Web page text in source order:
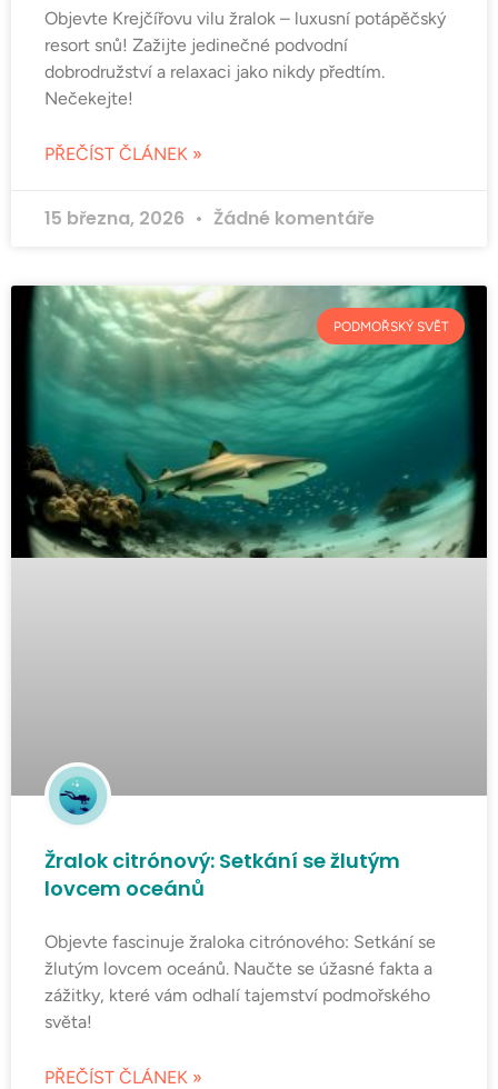
Objevte Krejčířovu vilu žralok – luxusní potápěčský
resort snů! Zažijte jedinečné podvodní
dobrodružství a relaxaci jako nikdy předtím.
Nečekejte!
PŘEČÍST ČLÁNEK »
15 března, 2026 Žádné komentáře
PODMOŘSKÝ SVĚT
Žralok citrónový: Setkání se žlutým
lovcem oceánů
Objevte fascinuje žraloka citrónového: Setkání se
žlutým lovcem oceánů. Naučte se úžasné fakta a
zážitky, které vám odhalí tajemství podmořského
světa!
PŘEČÍST ČLÁNEK »